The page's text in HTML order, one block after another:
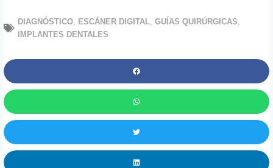
DIAGNÓSTICO, ESCÁNER DIGITAL, GUÍAS QUIRÚRGICAS,
IMPLANTES DENTALES